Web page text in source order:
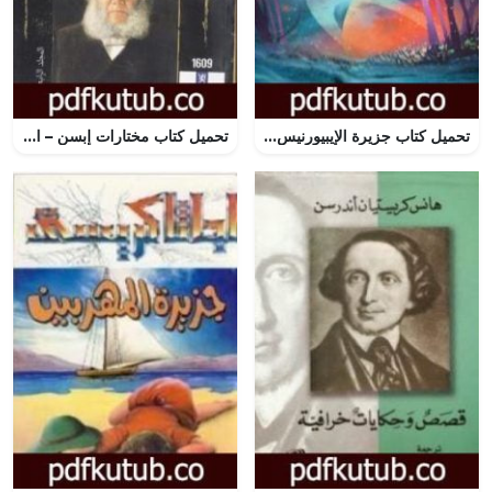
تحميل كتاب جزيرة الإيبيورنيس PDF تأليف هربرت جورج ويلز مجانا [كامل] تحميل كتاب مختارات إبسن – المجلد الرابع PDF تأليف هنريك إبسن مجانا [كامل]